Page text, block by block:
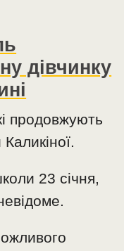
дівчинку
продовжують
23 січня,